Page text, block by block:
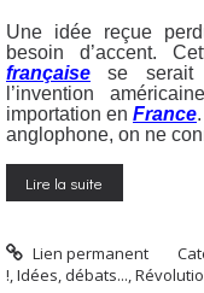
Une idée reçue
besoin d’accent.
française se serait
l’invention
importation en France
anglophone, on ne
Lire la suite
Lien permanent
!,Idées, débats...,